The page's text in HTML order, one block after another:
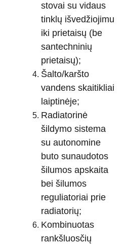
stovai su vidaus
tinklų išvedžiojimu
iki prietaisų (be
santechninių
prietaisų);
Šalto/karšto
vandens skaitikliai
laiptinėje;
Radiatorinė
šildymo sistema
su autonomine
buto sunaudotos
šilumos apskaita
bei šilumos
reguliatoriai prie
radiatorių;
Kombinuotas
rankšluosčių